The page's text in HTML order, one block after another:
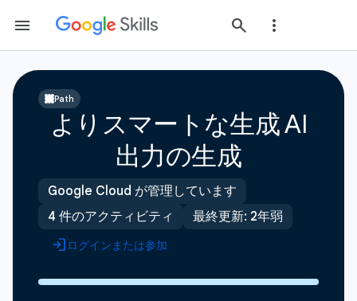
Path
よりスマートな生成 AI
出力の生成
Google Cloud が管理しています
4 件のアクティビティ
最終更新: 2年弱
ログインまたは参加